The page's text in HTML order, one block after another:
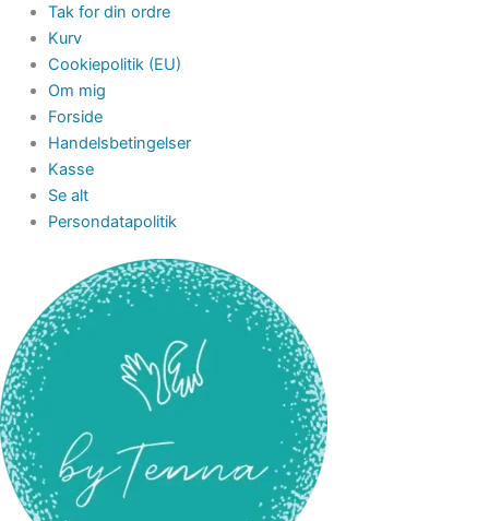
Tak for din ordre
Kurv
Cookiepolitik (EU)
Om mig
Forside
Handelsbetingelser
Kasse
Se alt
Persondatapolitik